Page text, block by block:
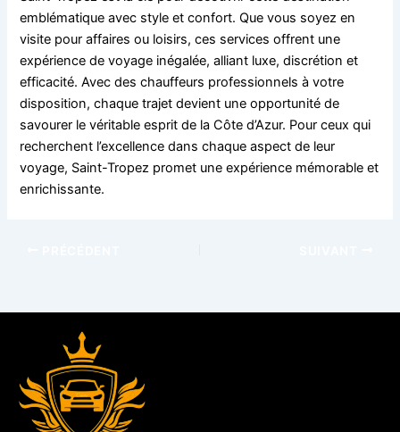
emblématique avec style et confort. Que vous soyez en
visite pour affaires ou loisirs, ces services offrent une
expérience de voyage inégalée, alliant luxe, discrétion et
efficacité. Avec des chauffeurs professionnels à votre
disposition, chaque trajet devient une opportunité de
savourer le véritable esprit de la Côte d’Azur. Pour ceux qui
recherchent l’excellence dans chaque aspect de leur
voyage, Saint-Tropez promet une expérience mémorable et
enrichissante.